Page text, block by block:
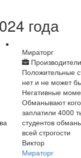
года
Мираторг
Производители
Положительные
нет и не может
Негативные
Обманывают
заплатили 4000
студентов
всей строгости
Виктор
Мираторг